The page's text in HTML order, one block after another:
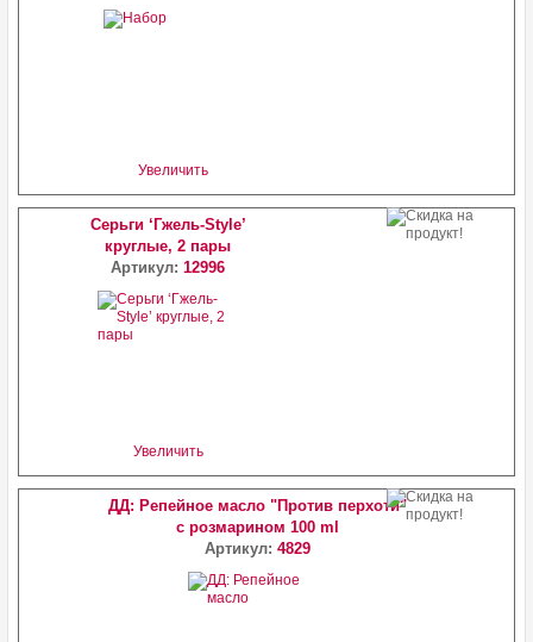
Увеличить
Серьги ‘Гжель-Style’
круглые, 2 пары
Артикул: 12996
Увеличить
ДД: Репейное масло "Против перхоти"
с розмарином 100 ml
Артикул:4829